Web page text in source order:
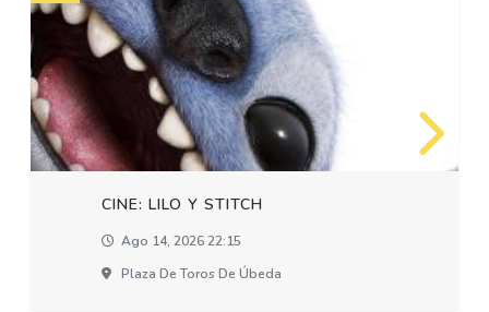
CINE: LILO Y STITCH
Ago 14, 2026 22:15
Plaza De Toros De Úbeda